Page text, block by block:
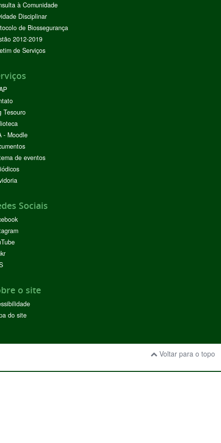
à Comunidade
Disciplinar
de Biossegurança
2012-2019
de Serviços
Tesouro
- Moodle
de eventos
Sociais
o site
do site
Voltar para o topo